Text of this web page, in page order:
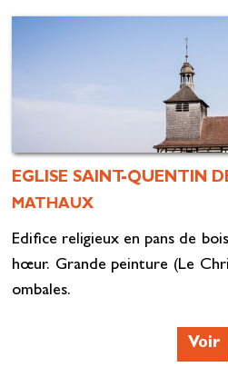
EGLISE SAINT-QUENTIN
MATHAUX
Edifice religieux en pans de
hœur. Grande peinture (Le
ombales.
Voir